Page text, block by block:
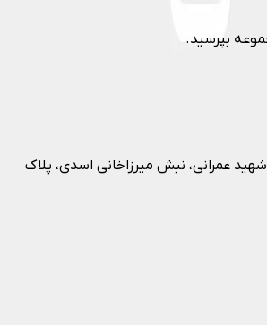
بپرسید.
شهید عمرانی، نبش میرزاخانی اسدی، پلاک